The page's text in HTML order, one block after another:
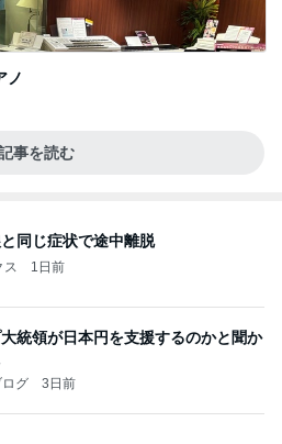
ノ
事を読む
同じ症状で途中離脱
ス 1日前
統領が日本円を支援するのかと聞か
グ 3日前